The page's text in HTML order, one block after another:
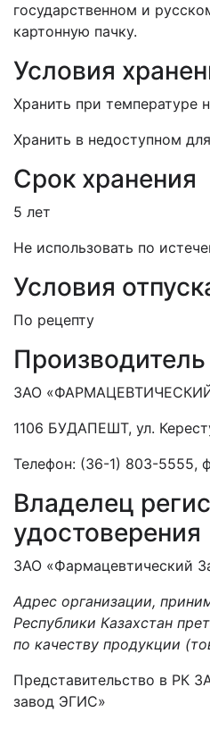
государственном и
картонную пачку.
Условия
Хранить при температуре
Хранить в недоступном
Срок хранения
5 лет
Не использовать по
Условия
По рецепту
Производитель
ЗАО
1106 БУДАПЕШТ, ул.
Телефон: (36-1) 803-5555,
Владелец
удостоверения
ЗАО «Фармацевтический
Адрес организации,
Республики Казахстан
по качеству продукции
Представительство в РК
завод ЭГИС»